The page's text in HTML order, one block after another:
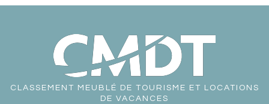
CLASSEMENT MEUBLÉ DE TOURISME ET LOCATIONS
DE VACANCES